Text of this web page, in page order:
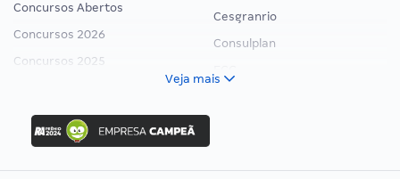
Concursos Abertos
Concursos 2026
Concursos 2025
Concurso Ibama
Concurso MPU
Editais publicados
Cesgranrio
Consulplan
Veja mais